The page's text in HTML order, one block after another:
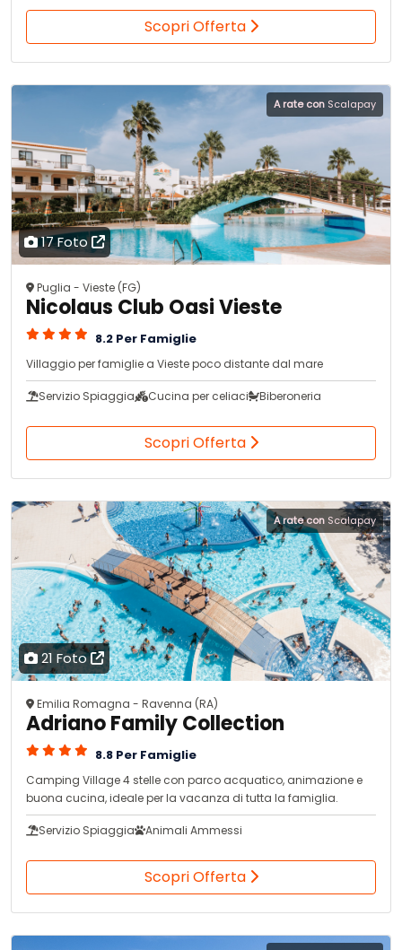
Scopri Offerta
17 Foto
A rate con Scalapay
Puglia - Vieste (FG)
Nicolaus Club Oasi Vieste
8.2 Per Famiglie
Villaggio per famiglie a Vieste poco distante dal mare
Servizio Spiaggia Cucina per celiaci Biberoneria
Scopri Offerta
21 Foto
A rate con Scalapay
Emilia Romagna - Ravenna (RA)
Adriano Family Collection
8.8 Per Famiglie
Camping Village 4 stelle con parco acquatico, animazione e
buona cucina, ideale per la vacanza di tutta la famiglia.
Servizio Spiaggia Animali Ammessi
Scopri Offerta